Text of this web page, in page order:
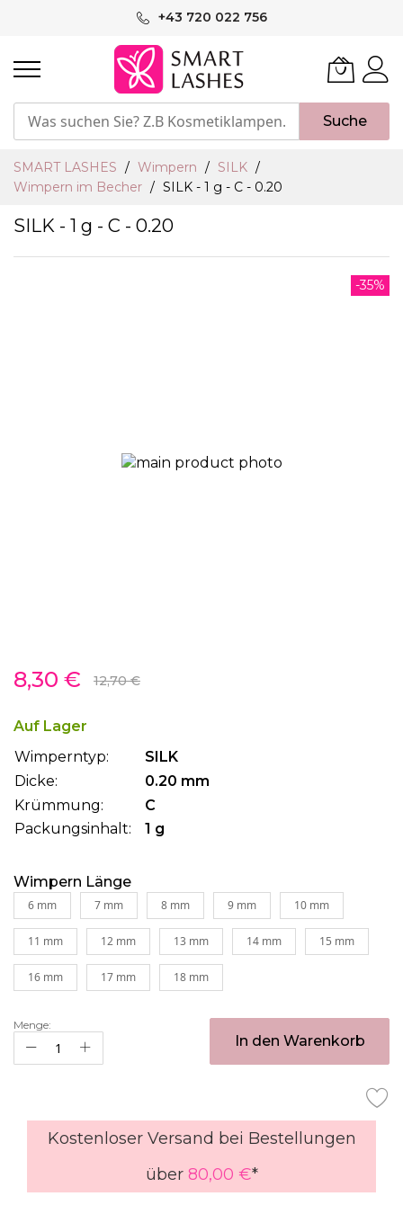
+43 720 022 756
Suche
SMART LASHES Wimpern
SILK
Wimpern im Becher
SILK - 1 g - C - 0.20
SILK - 1 g - C - 0.20
to
beginning
the
images
gallery
-35%
8,30 € 12,70 €
Auf Lager
Wimperntyp:
SILK
Dicke:
0.20 mm
Krümmung:
C
Packungsinhalt:
1 g
Wimpern Länge
6 mm 7 mm 8 mm 9 mm 10 mm
11 mm 12 mm 13 mm 14 mm 15 mm
16 mm 17 mm 18 mm
Menge:
In den Warenkorb
Kostenloser Versand bei Bestellungen
über 80,00 €*